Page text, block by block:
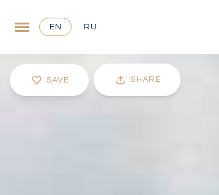
EN RU
SAVE SHARE